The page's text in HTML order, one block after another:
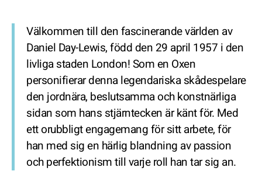
Välkommen till den fascinerande världen av
Daniel Day-Lewis, född den 29 april 1957 i den
livliga staden London! Som en Oxen
personifierar denna legendariska skådespelare
den jordnära, beslutsamma och konstnärliga
sidan som hans stjärntecken är känt för. Med
ett orubbligt engagemang för sitt arbete, för
han med sig en härlig blandning av passion
och perfektionism till varje roll han tar sig an.